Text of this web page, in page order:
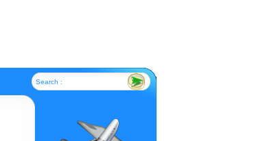
Search :